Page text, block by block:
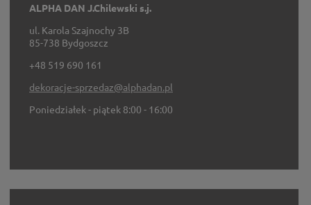
ALPHA DAN J.Chilewski s.j.
ul. Karola Szajnochy 3B
85-738 Bydgoszcz
+48 519 690 161
dekoracje-sprzedaz@alphadan.pl
Poniedziałek - piątek 8:00 - 16:00